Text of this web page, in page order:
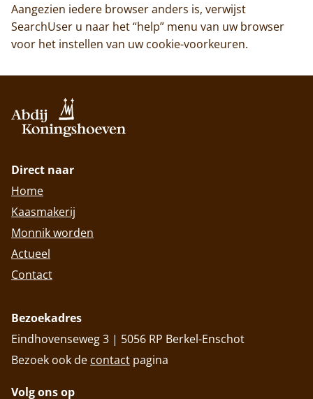
Aangezien iedere browser anders is, verwijst
SearchUser u naar het “help” menu van uw browser
voor het instellen van uw cookie-voorkeuren.
Direct naar
Home
Kaasmakerij
Monnik worden
Actueel
Contact
Bezoekadres
Eindhovenseweg 3 | 5056 RP Berkel-Enschot
Bezoek ook de contact pagina
Volg ons op